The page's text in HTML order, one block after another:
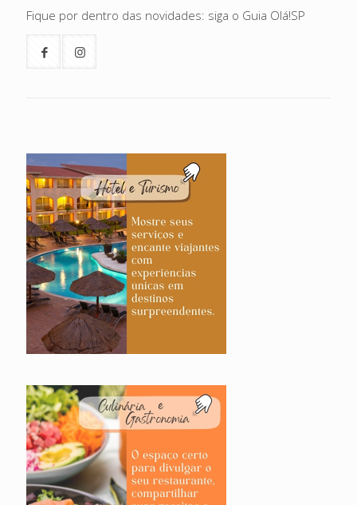
Fique por dentro das novidades: siga o Guia Olá!SP